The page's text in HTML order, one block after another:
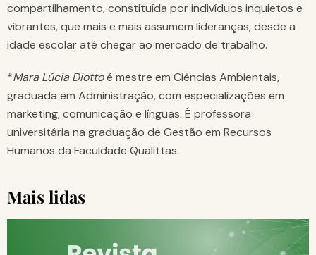
compartilhamento, constituída por indivíduos inquietos e
vibrantes, que mais e mais assumem lideranças, desde a
idade escolar até chegar ao mercado de trabalho.
*Mara Lúcia Diottoé mestre em Ciências Ambientais,
graduada em Administração, com especializações em
marketing, comunicação e línguas. É professora
universitária na graduação de Gestão em Recursos
Humanos da Faculdade Qualittas.
Mais lidas